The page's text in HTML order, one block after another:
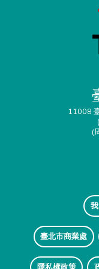
11008
(
臺北市商業處